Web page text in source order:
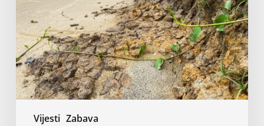
Vijesti Zabava
i
sudovi
ignorišu
50
godina
istraživanja
o